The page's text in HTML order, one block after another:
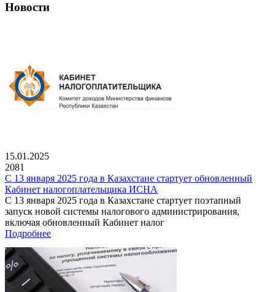
Новости
15.01.2025
2081
С 13 января 2025 года в Казахстане стартует обновленный
Кабинет налогоплательщика ИСНА
С 13 января 2025 года в Казахстане стартует поэтапный
запуск новой системы налогового администрирования,
включая обновленный Кабинет налог
Подробнее